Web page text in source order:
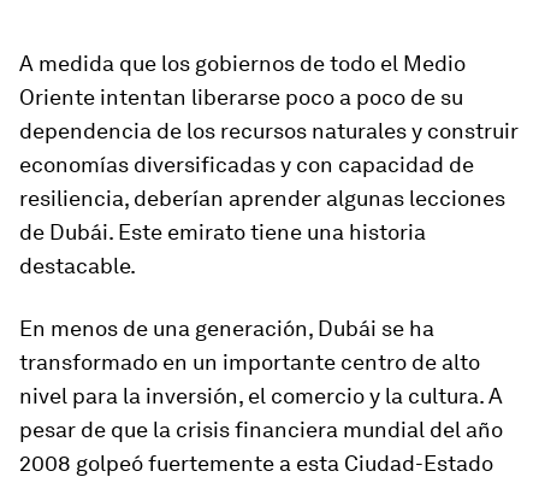
A medida que los gobiernos de todo el Medio
Oriente intentan liberarse poco a poco de su
dependencia de los recursos naturales y construir
economías diversificadas y con capacidad de
resiliencia, deberían aprender algunas lecciones
de Dubái. Este emirato tiene una historia
destacable.
En menos de una generación, Dubái se ha
transformado en un importante centro de alto
nivel para la inversión, el comercio y la cultura. A
pesar de que la crisis financiera mundial del año
2008 golpeó fuertemente a esta Ciudad-Estado